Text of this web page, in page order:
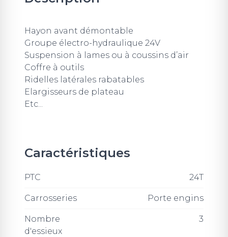
Hayon avant démontable
Groupe électro-hydraulique 24V
Suspension à lames ou à coussins d’air
Coffre à outils
Ridelles latérales rabatables
Elargisseurs de plateau
Etc...
Caractéristiques
PTC 24T
Carrosseries Porte engins
Nombre
d'essieux
3